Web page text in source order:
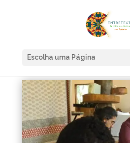
Escolha uma Página